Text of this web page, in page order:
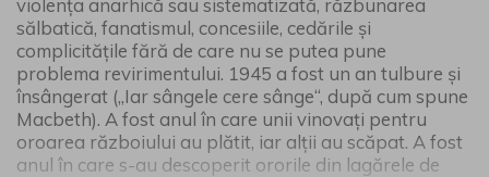
violenţa anarhică sau sistematizată, răzbunarea
sălbatică, fanatismul, concesiile, cedările şi
complicităţile fără de care nu se putea pune
problema revirimentului. 1945 a fost un an tulbure şi
însângerat („Iar sângele cere sânge“, după cum spune
Macbeth). A fost anul în care unii vinovaţi pentru
oroarea războiului au plătit, iar alţii au scăpat. A fost
anul în care s-au descoperit ororile din lagărele de